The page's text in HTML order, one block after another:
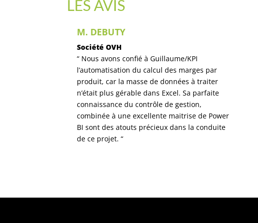
LES AVIS
Vincent G. PDG
Comète
« Véritable spécialiste de POWER BI et du
contrôle de gestion, Guillaume a
immédiatement compris les enjeux de notre
projet et a su nous orientés pour faire les
bons choix dès le départ.
Toute l’équipe KPI nous a ensuite
accompagnés tout au long de la réalisation
de de module. Leur expertise et leur